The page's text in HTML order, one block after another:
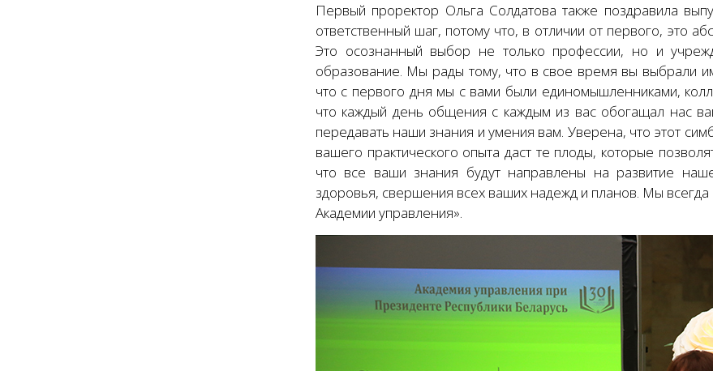
Первый проректор Ольга Солдатова также поздравила
ответственный шаг, потому что, в отличии от первого, это
Это осознанный выбор не только профессии, но и
образование. Мы рады тому, что в свое время вы выбрали
что с первого дня мы с вами были единомышленниками,
что каждый день общения с каждым из вас обогащал нас
передавать наши знания и умения вам. Уверена, что этот
вашего практического опыта даст те плоды, которые
что все ваши знания будут направлены на развитие
здоровья, свершения всех ваших надежд и планов. Мы всегда
Академии управления».